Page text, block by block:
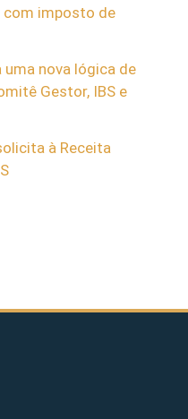
com imposto de
nova lógica de
Gestor, IBS e
à Receita